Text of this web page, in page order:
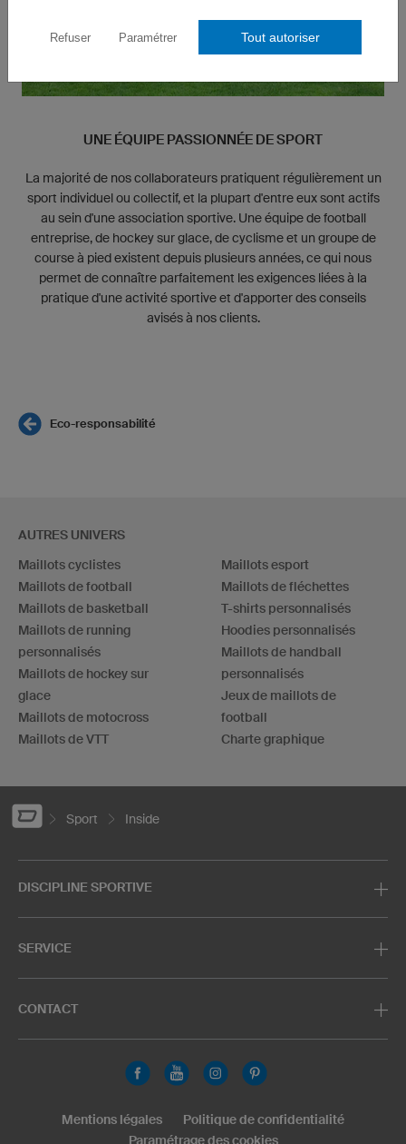
UNE ÉQUIPE PASSIONNÉE DE SPORT
La majorité de nos collaborateurs pratiquent régulièrement un
sport individuel ou collectif, et la plupart d'entre eux sont actifs
au sein d'une association sportive. Une équipe de football
entreprise, de hockey sur glace, de cyclisme et un groupe de
course à pied existent depuis plusieurs années, ce qui nous
permet de connaître parfaitement les exigences liées à la
pratique d'une activité sportive et d'apporter des conseils
avisés à nos clients.
Eco-responsabilité
AUTRES UNIVERS
Maillots cyclistes
Maillots de football
Maillots de basketball
Maillots de running
personnalisés
Maillots de hockey sur
glace
Maillots de motocross
Maillots de VTT
Maillots esport
Maillots de fléchettes
T-shirts personnalisés
Hoodies personnalisés
Maillots de handball
personnalisés
Jeux de maillots de
football
Charte graphique
Sport Inside
DISCIPLINE SPORTIVE
SERVICE
CONTACT
Mentions légales
Politique de confidentialité
Paramétrage des cookies
Refuser Paramétrer Tout autoriser